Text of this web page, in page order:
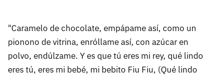
"Caramelo de chocolate, empápame así, como un
pionono de vitrina, enróllame así, con azúcar en
polvo, endúlzame. Y es que tú eres mi rey, qué lindo
eres tú, eres mi bebé, mi bebito Fiu Fiu, (Qué lindo